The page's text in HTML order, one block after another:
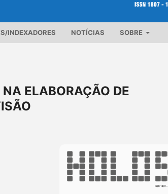
INDEXADORES NOTÍCIAS SOBRE
ELABORAÇÃO DE